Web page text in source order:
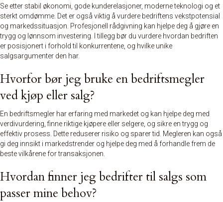
Se etter stabil økonomi, gode kunderelasjoner, moderne teknologi og et
sterkt omdømme. Det er også viktig å vurdere bedriftens vekstpotensial
og markedssituasjon. Profesjonell rådgivning kan hjelpe deg å gjøre en
trygg og lønnsom investering. I tillegg bør du vurdere hvordan bedriften
er posisjonert i forhold til konkurrentene, og hvilke unike
salgsargumenter den har.
Hvorfor bør jeg bruke en bedriftsmegler
ved kjøp eller salg?
En bedriftsmegler har erfaring med markedet og kan hjelpe deg med
verdivurdering, finne riktige kjøpere eller selgere, og sikre en trygg og
effektiv prosess. Dette reduserer risiko og sparer tid. Megleren kan også
gi deg innsikt i markedstrender og hjelpe deg med å forhandle frem de
beste vilkårene for transaksjonen.
Hvordan finner jeg bedrifter til salgs som
passer mine behov?